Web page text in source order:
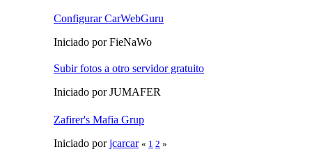
Configurar CarWebGuru
Iniciado por FieNaWo
Subir fotos a otro servidor gratuito
Iniciado por JUMAFER
Zafirer's Mafia Grup
Iniciado porjcarcar « 1 2 »